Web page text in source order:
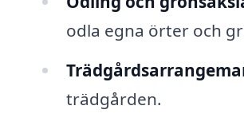
odla egna örter och
trädgården.